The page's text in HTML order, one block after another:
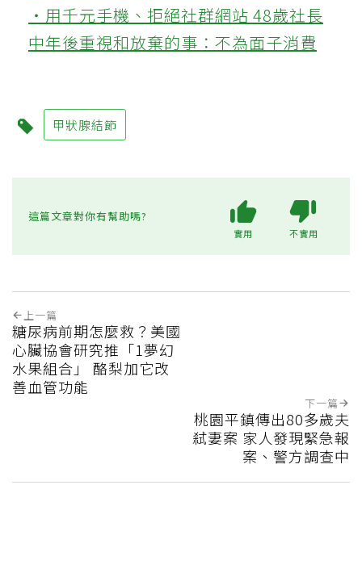
‧用千元手機、拒絕社群網站 48歲社長
中年後重視和放棄的事：不為面子消費
甲狀腺結節
這篇文章對你有幫助嗎?
實用 不實用
上一篇
糖尿病前期怎麼救？美國
心臟協會研究推「1夢幻
水果組合」 酪梨加它改
善血管功能
下一篇
桃園平鎮傳出80多歲夫
弒妻案 家人發現緊急報
案、警方調查中